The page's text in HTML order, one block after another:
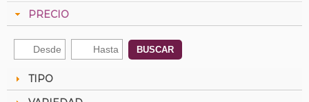
PRECIO
BUSCAR
TIPO